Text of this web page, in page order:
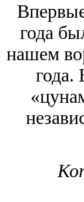
года
нашем
года.